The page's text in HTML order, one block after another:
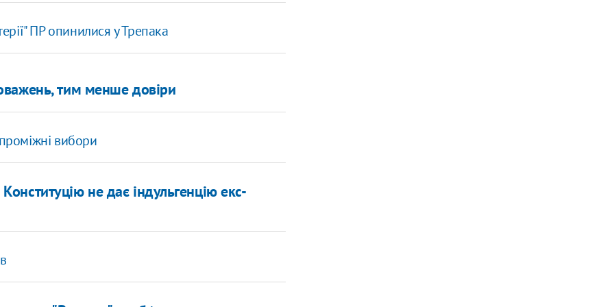
ПР опинилися у Трепака
тим менше довіри
вибори
не дає індульгенцію екс-